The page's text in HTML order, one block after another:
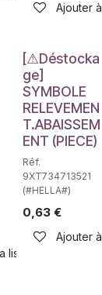
Ajouter
liste de souhaits
Déstockage
[⚠Déstocka
ge]
SYMBOLE
RELEVEMEN
T.ABAISSEM
ENT (PIECE)
Réf.
9XT734713521
(#HELLA#)
0,63€
Ajouter